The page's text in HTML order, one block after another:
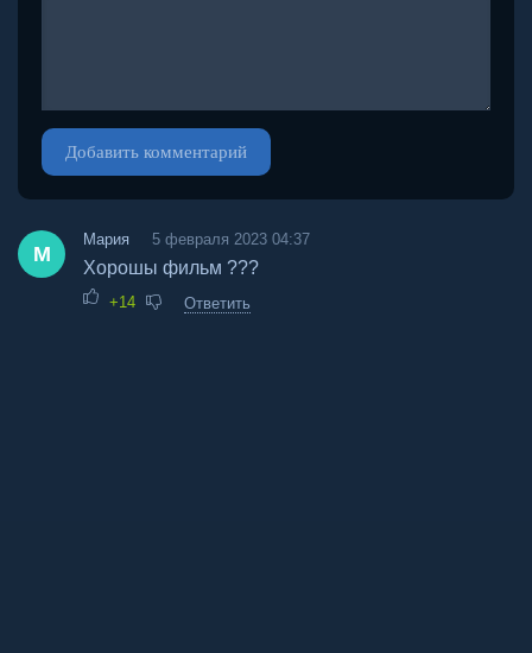
Добавить комментарий
М
Мария 5 февраля 2023 04:37
Хорошы фильм ???
+14 Ответить